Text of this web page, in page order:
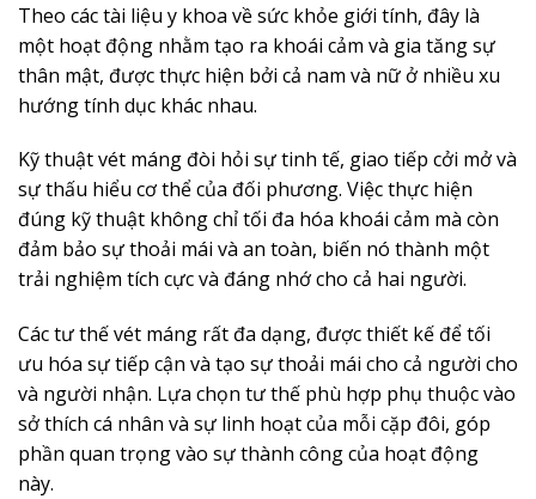
Theo các tài liệu y khoa về sức khỏe giới tính, đây là
một hoạt động nhằm tạo ra khoái cảm và gia tăng sự
thân mật, được thực hiện bởi cả nam và nữ ở nhiều xu
hướng tính dục khác nhau.
Kỹ thuật vét máng đòi hỏi sự tinh tế, giao tiếp cởi mở và
sự thấu hiểu cơ thể của đối phương. Việc thực hiện
đúng kỹ thuật không chỉ tối đa hóa khoái cảm mà còn
đảm bảo sự thoải mái và an toàn, biến nó thành một
trải nghiệm tích cực và đáng nhớ cho cả hai người.
Các tư thế vét máng rất đa dạng, được thiết kế để tối
ưu hóa sự tiếp cận và tạo sự thoải mái cho cả người cho
và người nhận. Lựa chọn tư thế phù hợp phụ thuộc vào
sở thích cá nhân và sự linh hoạt của mỗi cặp đôi, góp
phần quan trọng vào sự thành công của hoạt động
này.